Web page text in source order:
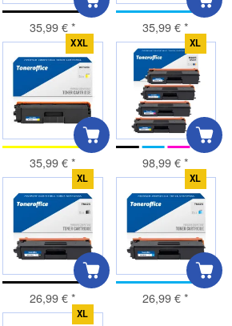
35,99 €* 35,99 €*
XXL
35,99 €*
XL
98,99 €*
XL
26,99 €*
XL
26,99 €*
XL